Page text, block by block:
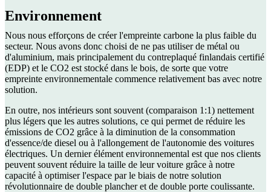
Environnement
Nous nous efforçons de créer l'empreinte carbone la plus faible du
secteur. Nous avons donc choisi de ne pas utiliser de métal ou
d'aluminium, mais principalement du contreplaqué finlandais certifié
(EDP) et le CO2 est stocké dans le bois, de sorte que votre
empreinte environnementale commence relativement bas avec notre
solution.
En outre, nos intérieurs sont souvent (comparaison 1:1) nettement
plus légers que les autres solutions, ce qui permet de réduire les
émissions de CO2 grâce à la diminution de la consommation
d'essence/de diesel ou à l'allongement de l'autonomie des voitures
électriques. Un dernier élément environnemental est que nos clients
peuvent souvent réduire la taille de leur voiture grâce à notre
capacité à optimiser l'espace par le biais de notre solution
révolutionnaire de double plancher et de double porte coulissante.